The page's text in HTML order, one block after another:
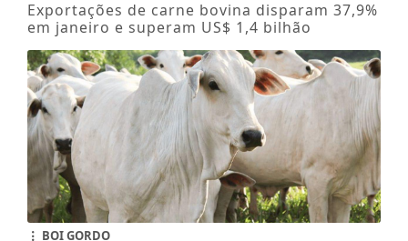
Exportações de carne bovina disparam 37,9%
em janeiro e superam US$ 1,4 bilhão
BOI GORDO